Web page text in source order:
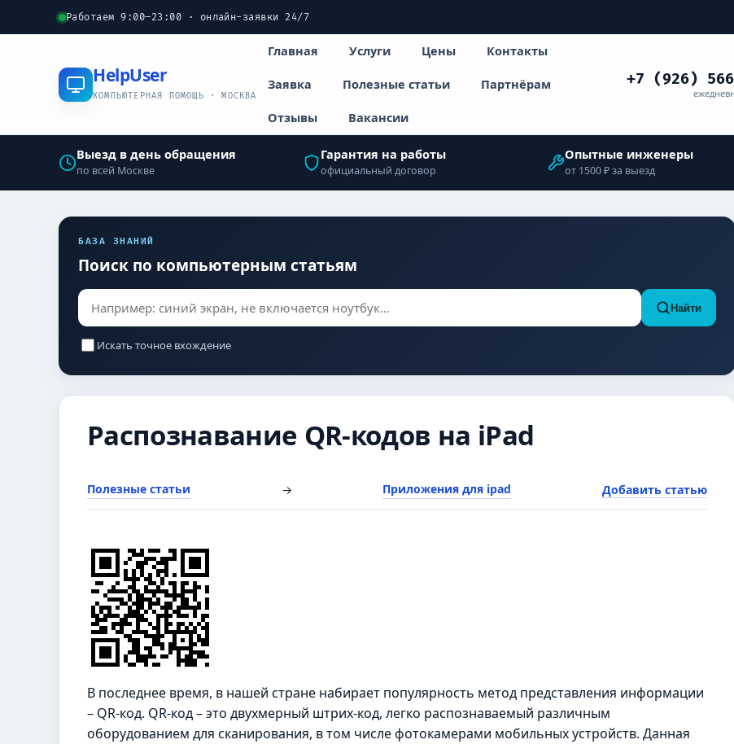
Работаем 9:00–23:00 · онлайн-заявки 24/7
HelpUser
КОМПЬЮТЕРНАЯ ПОМОЩЬ · МОСКВА
Главная Услуги Цены Контакты
Заявка Полезные статьи Партнёрам
Отзывы Вакансии
+7 (926)
Выезд в день обращения
по всей Москве
Гарантия на работы
официальный договор
Опытные инженеры
от 1500 ₽ за выезд
БАЗА ЗНАНИЙ
Поиск по компьютерным статьям
Найти
Искать точное вхождение
Распознавание QR-кодов на iPad
Полезные статьи → Приложения для ipad Добавить статью
В последнее время, в нашей стране набирает популярность метод представления информации
– QR-код. QR-код – это двухмерный штрих-код, легко распознаваемый различным
оборудованием для сканирования, в том числе фотокамерами мобильных устройств. Данная